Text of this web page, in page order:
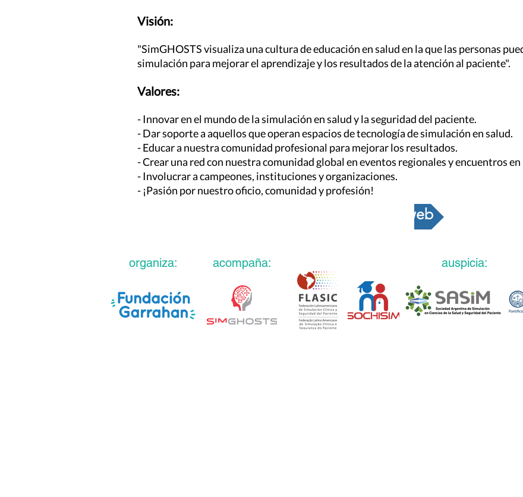
Visión:
"SimGHOSTS visualiza una cultura de educación en salud en la que las personas
simulación para mejorar el aprendizaje y los resultados de la atención al paciente".
Valores:
- Innovar en el mundo de la simulación en salud y la seguridad del paciente.
- Dar soporte a aquellos que operan espacios de tecnología de simulación en salud.
- Educar a nuestra comunidad profesional para mejorar los resultados.
- Crear una red con nuestra comunidad global en eventos regionales y encuentros en
- Involucrar a campeones, instituciones y organizaciones.
- ¡Pasión por nuestro oficio, comunidad y profesión!
Ir a la web
organiza: acompaña: auspicia: